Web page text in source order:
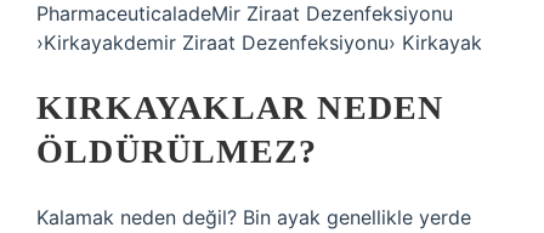
PharmaceuticaladeMir Ziraat Dezenfeksiyonu
›Kirkayakdemir Ziraat Dezenfeksiyonu› Kirkayak
KIRKAYAKLAR NEDEN
ÖLDÜRÜLMEZ?
Kalamak neden değil? Bin ayak genellikle yerde